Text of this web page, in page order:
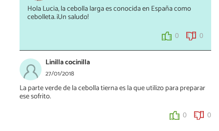
Hola Lucia, la cebolla larga es conocida en España como
cebolleta. ¡Un saludo!
0 0
Linilla cocinilla
27/01/2018
La parte verde de la cebolla tierna es la que utilizo para preparar
ese sofrito.
0 0